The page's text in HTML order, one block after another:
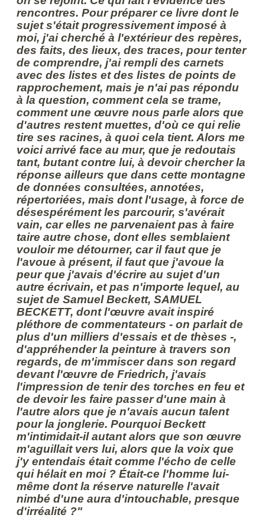
rencontres. Pour préparer ce livre dont le
sujet s'était progressivement imposé à
moi, j'ai cherché à l'extérieur des repères,
des faits, des lieux, des traces, pour tenter
de comprendre, j'ai rempli des carnets
avec des listes et des listes de points de
rapprochement, mais je n'ai pas répondu
à la question, comment cela se trame,
comment une œuvre nous parle alors que
d'autres restent muettes, d'où ce qui relie
tire ses racines, à quoi cela tient. Alors me
voici arrivé face au mur, que je redoutais
tant, butant contre lui, à devoir chercher la
réponse ailleurs que dans cette montagne
de données consultées, annotées,
répertoriées, mais dont l'usage, à force de
désespérément les parcourir, s'avérait
vain, car elles ne parvenaient pas à faire
taire autre chose, dont elles semblaient
vouloir me détourner, car il faut que je
l'avoue à présent, il faut que j'avoue la
peur que j'avais d'écrire au sujet d'un
autre écrivain, et pas n'importe lequel, au
sujet de Samuel Beckett, SAMUEL
BECKETT, dont l'œuvre avait inspiré
pléthore de commentateurs - on parlait de
plus d'un milliers d'essais et de thèses -,
d'appréhender la peinture à travers son
regards, de m'immiscer dans son regard
devant l'œuvre de Friedrich, j'avais
l'impression de tenir des torches en feu et
de devoir les faire passer d'une main à
l'autre alors que je n'avais aucun talent
pour la jonglerie. Pourquoi Beckett
m'intimidait-il autant alors que son œuvre
m'aguillait vers lui, alors que la voix que
j'y entendais était comme l'écho de celle
qui hélait en moi ? Était-ce l'homme lui-
même dont la réserve naturelle l'avait
nimbé d'une aura d'intouchable, presque
d'irréalité ?"